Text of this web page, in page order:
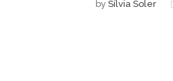
by Sílvia Soler